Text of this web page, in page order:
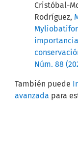
Cristóbal-
Rodríguez,
Núm. 88
También puede
avanzada para